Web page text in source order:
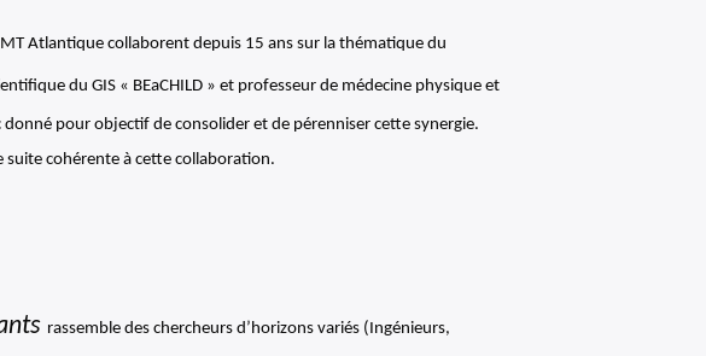
Atlantique collaborent depuis 15 ans sur la thématique du
du GIS « BEaCHILD » et professeur de médecine physique et
donné pour objectif de consolider et de pérenniser cette synergie.
cohérente à cette collaboration.
rassemble des chercheurs d’horizons variés (Ingénieurs,